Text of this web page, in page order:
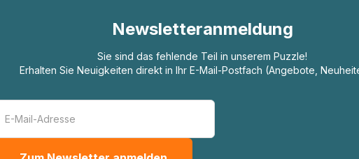
Newsletteranmeldung
Sie sind das fehlende Teil in unserem Puzzle!
Erhalten Sie Neuigkeiten direkt in Ihr E-Mail-Postfach (Angebote,